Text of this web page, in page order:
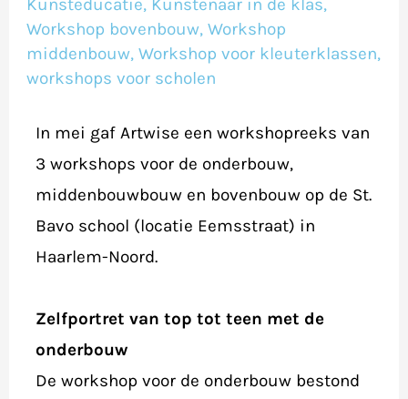
Kunsteducatie, Kunstenaar in de klas,
Workshop bovenbouw,Workshop
middenbouw,Workshop voor kleuterklassen,
workshops voor scholen
In mei gaf Artwise een workshopreeks van
3 workshops voor de onderbouw,
middenbouwbouw en bovenbouw op de St.
Bavo school (locatie Eemsstraat) in
Haarlem-Noord.
Zelfportret van top tot teen met de
onderbouw
De workshop voor de onderbouw bestond
–
mei